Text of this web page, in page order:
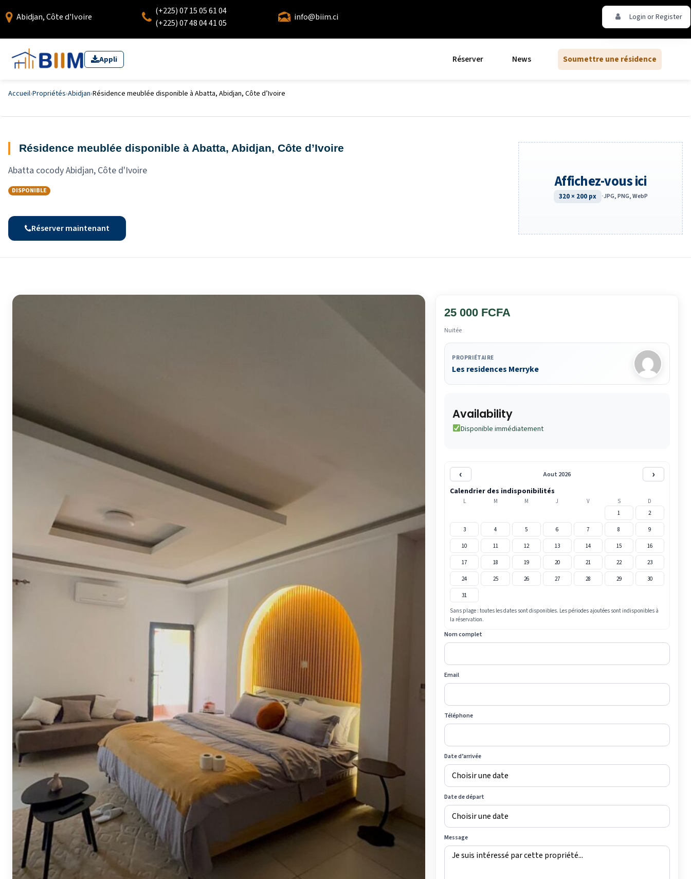
Abidjan, Côte d'Ivoire
(+225) 07 15 05 61 04
(+225) 07 48 04 41 05
info@biim.ci Login or Register
Appli Réserver News Soumettre une résidence
Accueil›Propriétés›Abidjan›Résidence meublée disponible à Abatta, Abidjan, Côte d’Ivoire
Résidence meublée disponible à Abatta, Abidjan, Côte d’Ivoire
Abatta cocody Abidjan, Côte d'Ivoire
DISPONIBLE
Réserver maintenant
Affichez-vous ici
320 × 200 px ·JPG, PNG, WebP
25 000 FCFA
Nuitée
PROPRIÉTAIRE
Les residences Merryke
Availability
Disponible immédiatement
‹ Aout 2026 ›
Calendrier des indisponibilités
L M M J V S
D
1
2
3 4 5 6 7 8 9
10 11 12 13 14 15 16
17 18 19 20 21 22 23
24 25 26 27 28 29 30
31
Sans plage : toutes les dates sont disponibles. Les périodes ajoutées sont indisponibles à
la réservation.
Nom complet
Email
Téléphone
Date d’arrivée
Date de départ
Message